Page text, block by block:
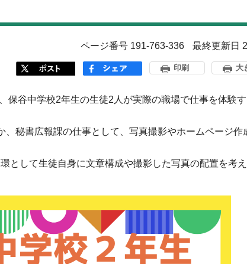
ページ番号 191-763-336 最終更新日
印刷 大
保谷中学校2年生の生徒2人が実際の職場で仕事を体験
秘書広報課の仕事として、写真撮影やホームページ作
として生徒自身に文章構成や撮影した写真の配置を考